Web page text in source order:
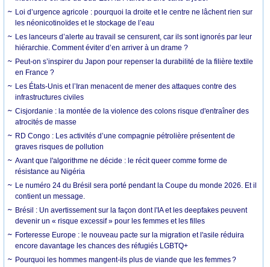
Loi d’urgence agricole : pourquoi la droite et le centre ne lâchent rien sur
les néonicotinoïdes et le stockage de l’eau
Les lanceurs d’alerte au travail se censurent, car ils sont ignorés par leur
hiérarchie. Comment éviter d’en arriver à un drame ?
Peut-on s’inspirer du Japon pour repenser la durabilité de la filière textile
en France ?
Les États-Unis et l’Iran menacent de mener des attaques contre des
infrastructures civiles
Cisjordanie : la montée de la violence des colons risque d'entraîner des
atrocités de masse
RD Congo : Les activités d’une compagnie pétrolière présentent de
graves risques de pollution
Avant que l'algorithme ne décide : le récit queer comme forme de
résistance au Nigéria
Le numéro 24 du Brésil sera porté pendant la Coupe du monde 2026. Et il
contient un message.
Brésil : Un avertissement sur la façon dont l'IA et les deepfakes peuvent
devenir un « risque excessif » pour les femmes et les filles
Forteresse Europe : le nouveau pacte sur la migration et l'asile réduira
encore davantage les chances des réfugiés LGBTQ+
Pourquoi les hommes mangent-ils plus de viande que les femmes ?